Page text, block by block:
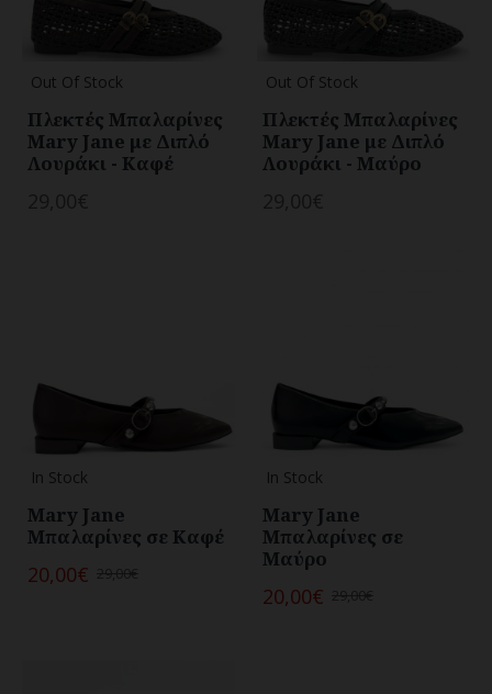
Out Of Stock
Πλεκτές Μπαλαρίνες
Mary Jane με Διπλό
Λουράκι - Καφέ
Out Of Stock
Πλεκτές Μπαλαρίνες
Mary Jane με Διπλό
Λουράκι - Μαύρο
In Stock
Mary Jane
Μπαλαρίνες σε Καφέ
20,00€
In Stock
Mary Jane
Μπαλαρίνες σε
Μαύρο
20,00€